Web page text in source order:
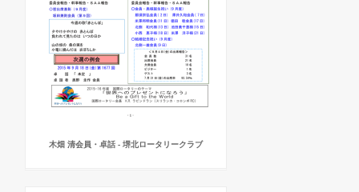
木畑 清会員・卓話 - 堺北ロータリークラブ